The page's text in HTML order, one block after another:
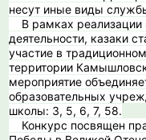
несут иные виды
В рамках реализации
деятельности, казаки
участие в
территории
мероприятие
образовательных
школы: 3, 5, 6, 7, 58.
Конкурс посвящен